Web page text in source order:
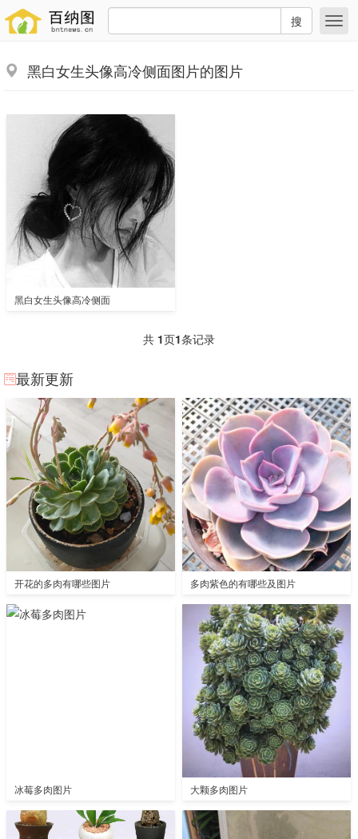
搜
黑白女生头像高冷侧面图片的图片
黑白女生头像高冷侧面
共 1页1条记录
最新更新
开花的多肉有哪些图片 多肉紫色的有哪些及图片
冰莓多肉图片 大颗多肉图片